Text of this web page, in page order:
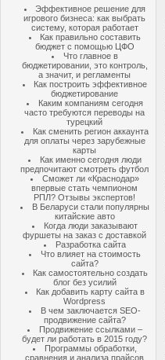
Эффективное решение для
игрового бизнеса: как выбрать
систему, которая работает
Как правильно составить
бюджет с помощью ЦФО
Что главное в
бюджетировании, это контроль,
а значит, и регламенты
Как построить эффективное
бюджетирование
Каким компаниям сегодня
часто требуются переводы на
турецкий
Как сменить регион аккаунта
для оплаты через зарубежные
карты
Как именно сегодня люди
предпочитают смотреть футбол
Сможет ли «Краснодар»
впервые стать чемпионом
РПЛ? Отзывы экспертов!
В Беларуси стали популярны
китайские авто
Когда люди заказывают
фуршеты на заказ с доставкой
Разработка сайта
Что влияет на стоимость
сайта?
Как самостоятельно создать
блог без усилий
Как добавить карту сайта в
Wordpress
В чем заключается SEO-
продвижение сайта?
Продвижение ссылками –
будет ли работать в 2015 году?
Программы обработки,
сравнения и анализа прайсов